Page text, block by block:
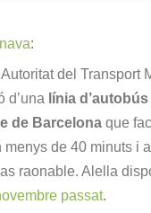
:
del Transport
d’una línia
de Barcelona que
menys de 40 minuts i
raonable. Alella
passat.